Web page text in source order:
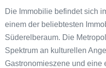
Die Immobilie befindet sich
einem der beliebtesten
Süderelberaum. Die
Spektrum an kulturellen
Gastronomieszene und eine